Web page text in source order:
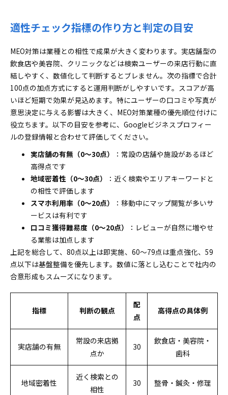
MEO対策が不向きな業種の判断軸と代替チャネル
ローカルパックが表示されにくい業種は何に注力
するべきか
効果を最大化するキーワード設計とカテゴリ選定の実
践
自社に合った対策キーワードの洗い出しと優先順
位付け
NAPの一貫性と構造化データで取りこぼしをなく
す
口コミを資産化するための集め方と返信運用のテンプ
レート
口コミを集めやすい動線の設計と店内外の仕掛け
今日から始める実装ステップと運用体制の作り方
ビジネスプロフィールの初期設定と写真や投稿の
優先順位
内製か外注かの費用対効果とツール活用の判断ポイン
ト
内製運用で最低限必要なツールと数字の見方
適性チェック指標の作り方と判定の目安
MEO対策は業種との相性で成果が大きく変わります。実店舗型の
飲食店や美容院、クリニックなどは検索ユーザーの来店行動に直
結しやすく、数値化して判断するとブレません。次の指標で合計
100点の加点方式にすると運用判断がしやすいです。スコアが高
いほど短期で効果が見込めます。特にユーザーの口コミや写真が
意思決定に与える影響は大きく、MEO対策業種の優先順位付けに
役立ちます。以下の目安を参考に、Googleビジネスプロフィー
ルの登録情報と合わせて評価してください。
実店舗の有無（0～30点）
：常設の店舗や施設があるほど
高得点です
地域密着性（0～30点）
：近く検索やエリアキーワードと
の相性で評価します
スマホ利用率（0～20点）
：移動中にマップ閲覧が多いサ
ービスは有利です
口コミ獲得難易度（0～20点）
：レビューが自然に増やせ
る業態は加点します
上記を総合して、80点以上は即実施、60～79点は重点強化、59
点以下は基盤整備を優先します。数値に落とし込むことで社内の
合意形成もスムーズになります。
指標 判断の観点
配
点
高得点の具体例
実店舗の有無
常設の来店拠
点か
30
飲食店・美容院・
歯科
地域密着性
近く検索との
相性
30 整骨・鍼灸・修理